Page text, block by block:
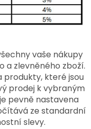
vaše nákupy
a zlevněného zboží.
produkty, které jsou
prodej k vybraným
pevně nastavena
ze standardní
slevy.